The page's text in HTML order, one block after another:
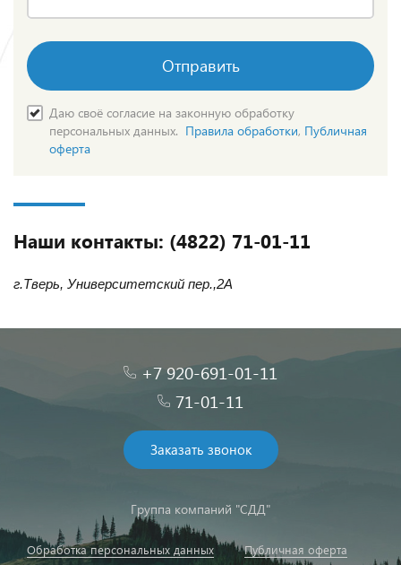
Отправить
Даю своё согласие на законную обработку
персональных данных. Правила обработки, Публичная
оферта
Наши контакты: (4822) 71-01-11
г.Тверь, Университетский пер.,2А
+7 920-691-01-11
71-01-11
Заказать звонок
Группа компаний "СДД"
Обработка персональных данных Публичная оферта